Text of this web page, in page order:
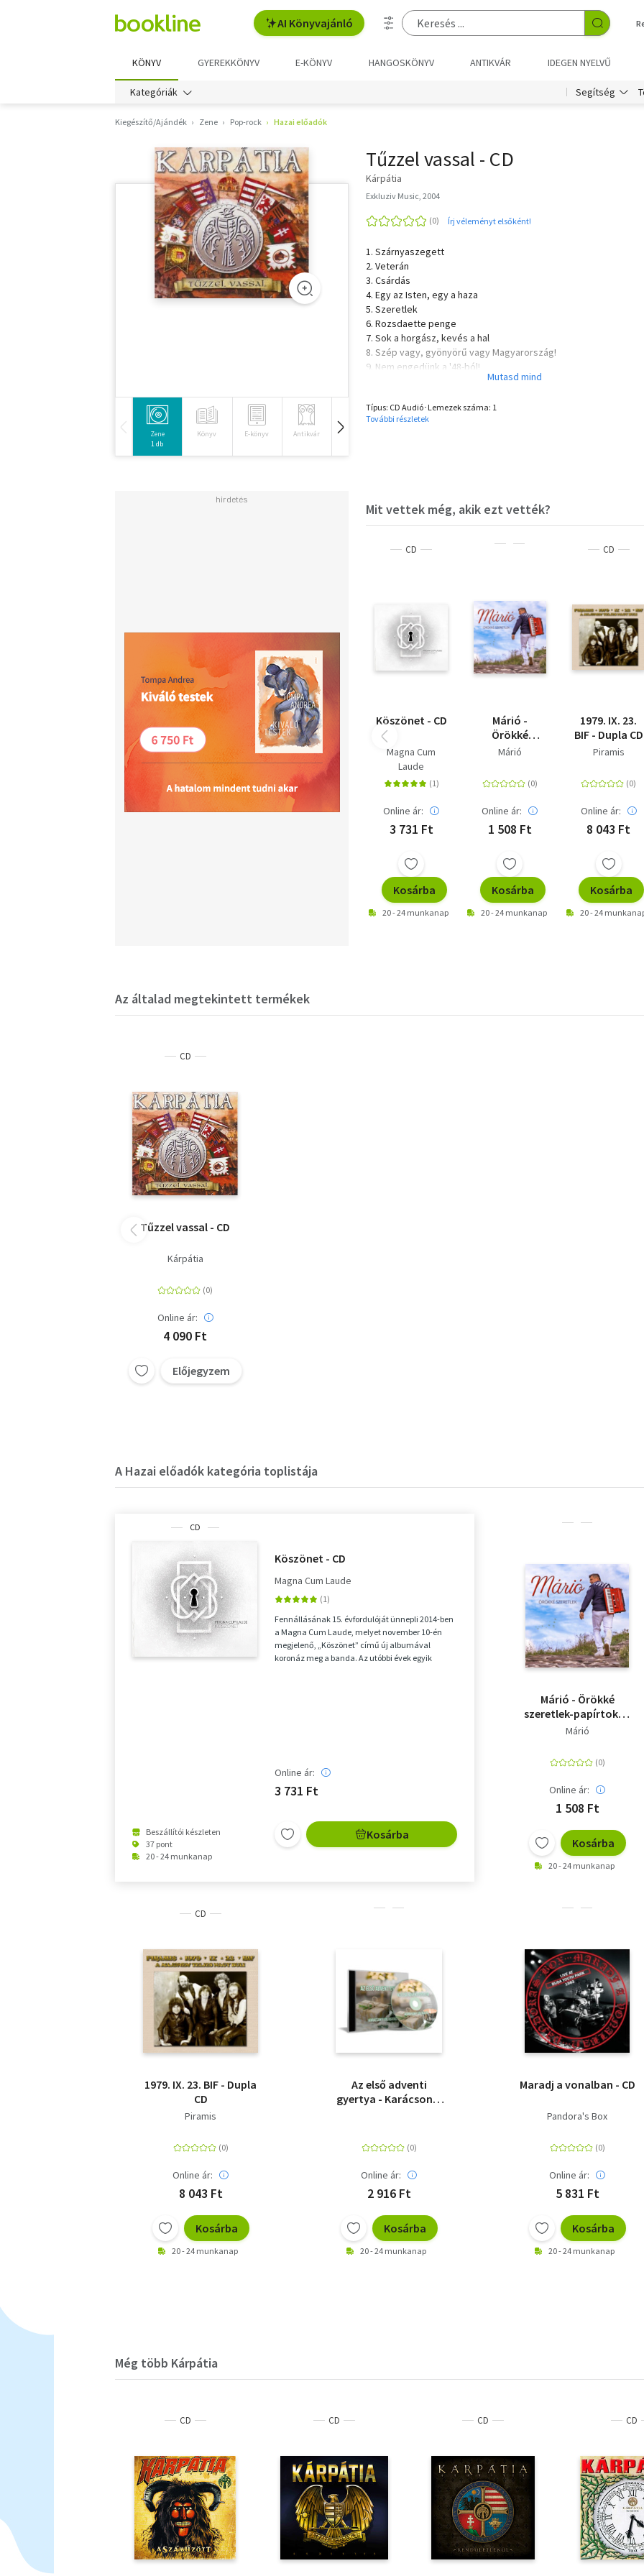
AI Könyvajánló
KÖNYV GYEREKKÖNYV E-KÖNYV HANGOSKÖNYV ANTIKVÁR IDEGEN NYELVŰ
Kategóriák Segítség
Kiegészítő/Ajándék Zene Pop-rock Hazai előadók
Zene
1 db
Könyv E-könyv Antikvár Idegen nyelvű
Tűzzel vassal - CD
Kárpátia
Exkluziv Music, 2004
Írj véleményt elsőként!
1. Szárnyaszegett
2. Veterán
3. Csárdás
4. Egy az Isten, egy a haza
5. Szeretlek
6. Rozsdaette penge
7. Sok a horgász, kevés a hal
8. Szép vagy, gyönyörű vagy Magyarország!
9. Nem engedünk a '48-ból!
12. Délvidéki szél
13. Nem eladóó
Típus: CD Audió･Lemezek száma: 1
További részletek
Mit vettek még, akik ezt vették?
CD
Köszönet - CD
Magna Cum
Laude
Online ár:
3 731 Ft
Kosárba
20 - 24 munkanap
Márió -
Örökké
szeretlek-
kiadás
Márió
Online ár:
1 508 Ft
Kosárba
20 - 24 munkanap
CD
1979. IX. 23.
BIF - Dupla CD
Piramis
Online ár:
8 043 Ft
Kosárba
20 - 24
Az általad megtekintett termékek
CD
Tűzzel vassal - CD
Kárpátia
Online ár:
4 090 Ft
Előjegyzem
A Hazai előadók kategória toplistája
CD
Beszállítói készleten
37 pont
20 - 24 munkanap
Köszönet - CD
Magna Cum Laude
Fennállásának 15. évfordulóját ünnepli 2014-ben
a Magna Cum Laude, melyet november 10-én
megjelenő, „Köszönet” című új albumával
koronáz meg a banda. Az utóbbi évek egyik
Online ár:
3 731 Ft
Kosárba
Márió - Örökké
szeretlek-papírtokos
kiadás
Márió
Online ár:
1 508 Ft
Kosárba
20 - 24 munkanap
CD
1979. IX. 23. BIF - Dupla
CD
Piramis
Online ár:
8 043 Ft
Kosárba
20 - 24 munkanap
Az első adventi
gyertya - Karácsonyi
Online ár:
2 916 Ft
Kosárba
20 - 24 munkanap
Maradj a vonalban - CD
Pandora's Box
Online ár:
5 831 Ft
Kosárba
20 - 24 munkanap
Még több Kárpátia
CD CD CD CD